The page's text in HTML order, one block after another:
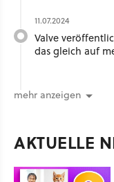
11.07.2024
Valve
das gleich auf
mehr anzeigen
AKTUELLE